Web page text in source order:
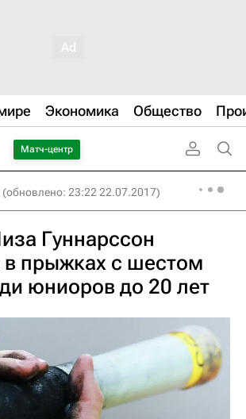
Экономика Общество
Матч-центр
(обновлено: 23:22 22.07.2017)
Гуннарссон
в прыжках с шестом
юниоров до 20 лет